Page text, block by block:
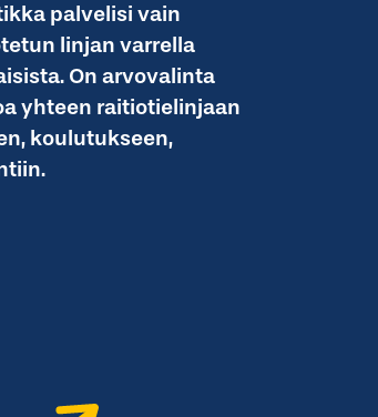
palvelisi vain
linjan varrella
On arvovalinta
yhteen raitiotielinjaan
koulutukseen,